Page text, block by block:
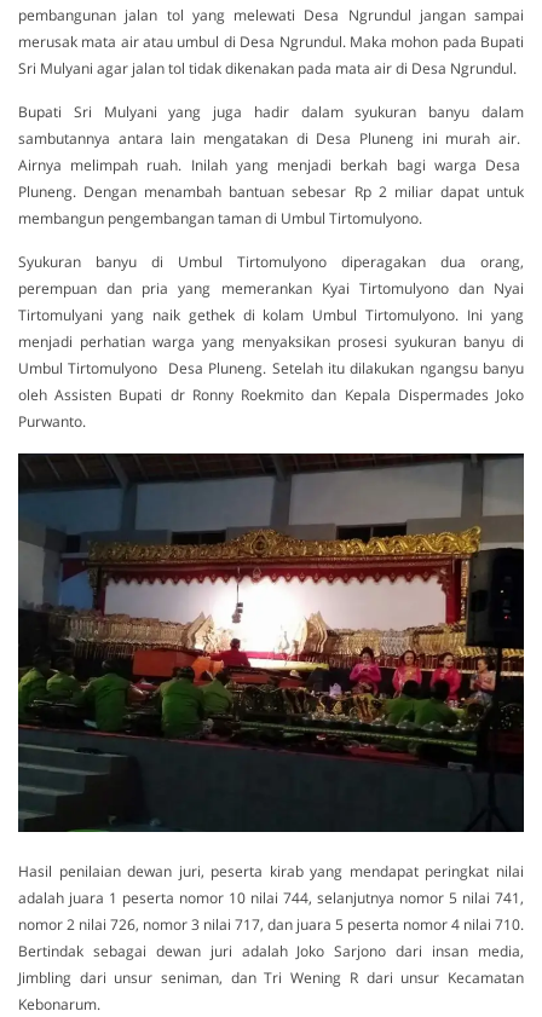
pembangunan jalan tol yang melewati Desa Ngrundul jangan sampai
merusak mata air atau umbul di Desa Ngrundul. Maka mohon pada Bupati
Sri Mulyani agar jalan tol tidak dikenakan pada mata air di Desa Ngrundul.
Bupati Sri Mulyani yang juga hadir dalam syukuran banyu dalam
sambutannya antara lain mengatakan di Desa Pluneng ini murah air.
Airnya melimpah ruah. Inilah yang menjadi berkah bagi warga Desa
Pluneng. Dengan menambah bantuan sebesar Rp 2 miliar dapat untuk
membangun pengembangan taman di Umbul Tirtomulyono.
Syukuran banyu di Umbul Tirtomulyono diperagakan dua orang,
perempuan dan pria yang memerankan Kyai Tirtomulyono dan Nyai
Tirtomulyani yang naik gethek di kolam Umbul Tirtomulyono. Ini yang
menjadi perhatian warga yang menyaksikan prosesi syukuran banyu di
Umbul Tirtomulyono Desa Pluneng. Setelah itu dilakukan ngangsu banyu
oleh Assisten Bupati dr Ronny Roekmito dan Kepala Dispermades Joko
Purwanto.
Hasil penilaian dewan juri, peserta kirab yang mendapat peringkat nilai
adalah juara 1 peserta nomor 10 nilai 744, selanjutnya nomor 5 nilai 741,
nomor 2 nilai 726, nomor 3 nilai 717, dan juara 5 peserta nomor 4 nilai 710.
Bertindak sebagai dewan juri adalah Joko Sarjono dari insan media,
Jimbling dari unsur seniman, dan Tri Wening R dari unsur Kecamatan
Kebonarum.